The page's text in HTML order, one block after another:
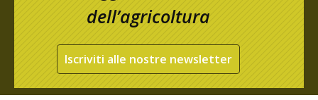
dell’agricoltura
Iscriviti alle nostre newsletter